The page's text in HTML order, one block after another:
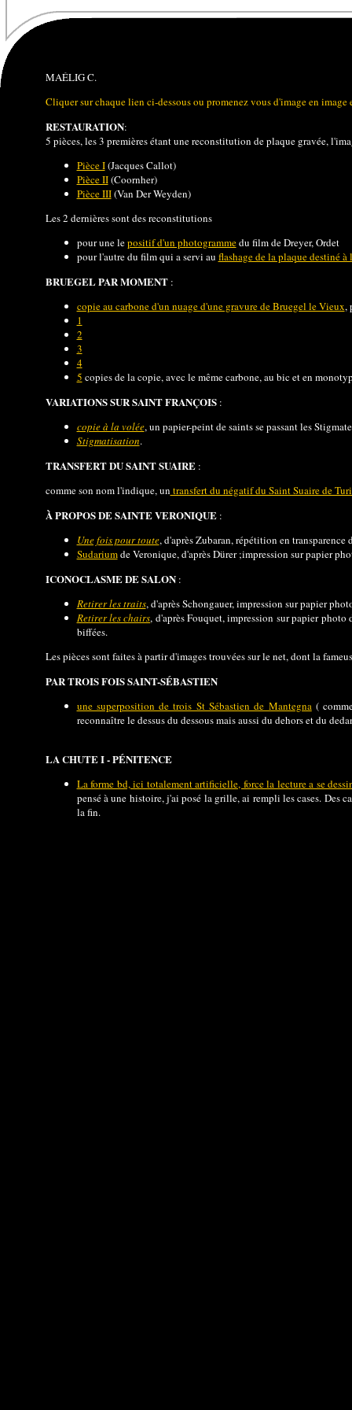
MAÉLIG C.
Cliquer sur chaque lien ci-dessous ou promenez vous d'image en
RESTAURATION:
5 pièces, les 3 premières étant une reconstitution de plaque gravée,
Pièce I(Jacques Callot)
Pièce II(Coornher)
Pièce III(Van Der Weyden)
Les 2 dernières sont des reconstitutions
pour une lepositif d'un photogrammedu film de Dreyer, Ordet
pour l'autre du film qui a servi au flashage de la plaque destiné
BRUEGEL PAR MOMENT:
copie au carbone d'un nuage d'une gravure de Bruegel le Vieux,
1
2
3
4
5 copies de la copie, avec le même carbone, au bic et en
VARIATIONS SUR SAINT FRANÇOIS:
copie à la volée, un papier-peint de saints se passant les
Stigmatisation.
TRANSFERT DU SAINT SUAIRE :
comme son nom l'indique, un transfert du négatif du Saint Suaire de
À PROPOS DE SAINTE VERONIQUE:
Une fois pour toute, d'après Zubaran, répétition en transparence
Sudariumde Veronique, d'après Dürer ;impression sur papier
ICONOCLASME DE SALON:
Retirer les traits, d'après Schongauer, impression sur papier
Retirer les chairs, d'après Fouquet, impression sur papier
biffées.
Les pièces sont faites à partir d'images trouvées sur le net, dont la
PAR TROIS FOIS SAINT-SÉBASTIEN
une superposition de trois St Sébastien de Mantegna(
reconnaître le dessus du dessous mais aussi du dehors et du
LA CHUTE I - PÉNITENCE
La forme bd, ici totalement artificielle, force la lecture a se
pensé à une histoire, j'ai posé la grille, ai rempli les cases. Des
la fin.